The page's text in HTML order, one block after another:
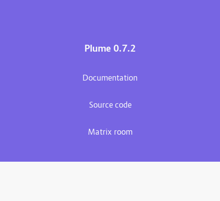
Plume 0.7.2
Documentation
Source code
Matrix room